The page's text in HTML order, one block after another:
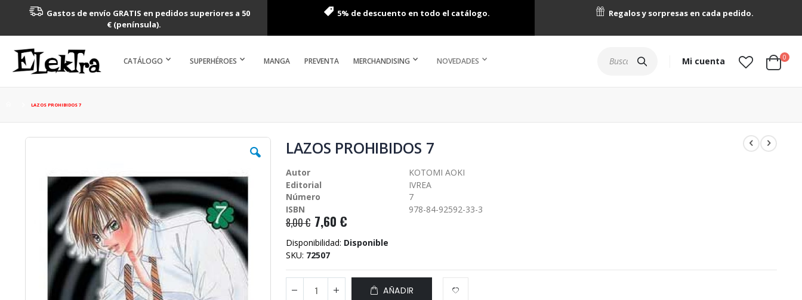
Gastos de envío GRATIS en pedidos superiores a 50
€ (península).
5% de descuento en todo el catálogo. Regalos y sorpresas en cada pedido.
CATÁLOGO SUPERHÉROES MANGA PREVENTA MERCHANDISING NOVEDADES Mi cuenta Cart
0
LAZOS PROHIBIDOS 7
Saltar
imágenes
LAZOS PROHIBIDOS 7
Autor
KOTOMI AOKI
Editorial
IVREA
Número
7
ISBN
978-84-92592-33-3
8,00 € 7,60 €
Disponibilidad: Disponible
SKU 72507
AÑADIR